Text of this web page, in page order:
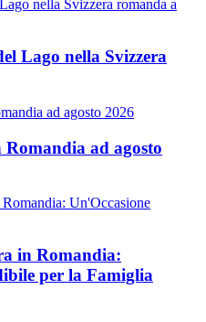
Lago nella Svizzera
ad agosto
in Romandia:
per la Famiglia